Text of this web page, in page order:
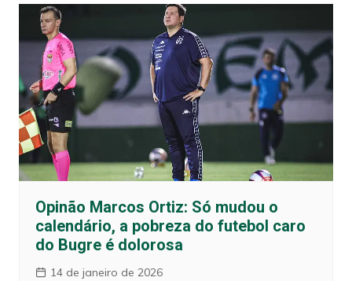
Opinão Marcos Ortiz: Só mudou o
calendário, a pobreza do futebol caro
do Bugre é dolorosa
14 de janeiro de 2026